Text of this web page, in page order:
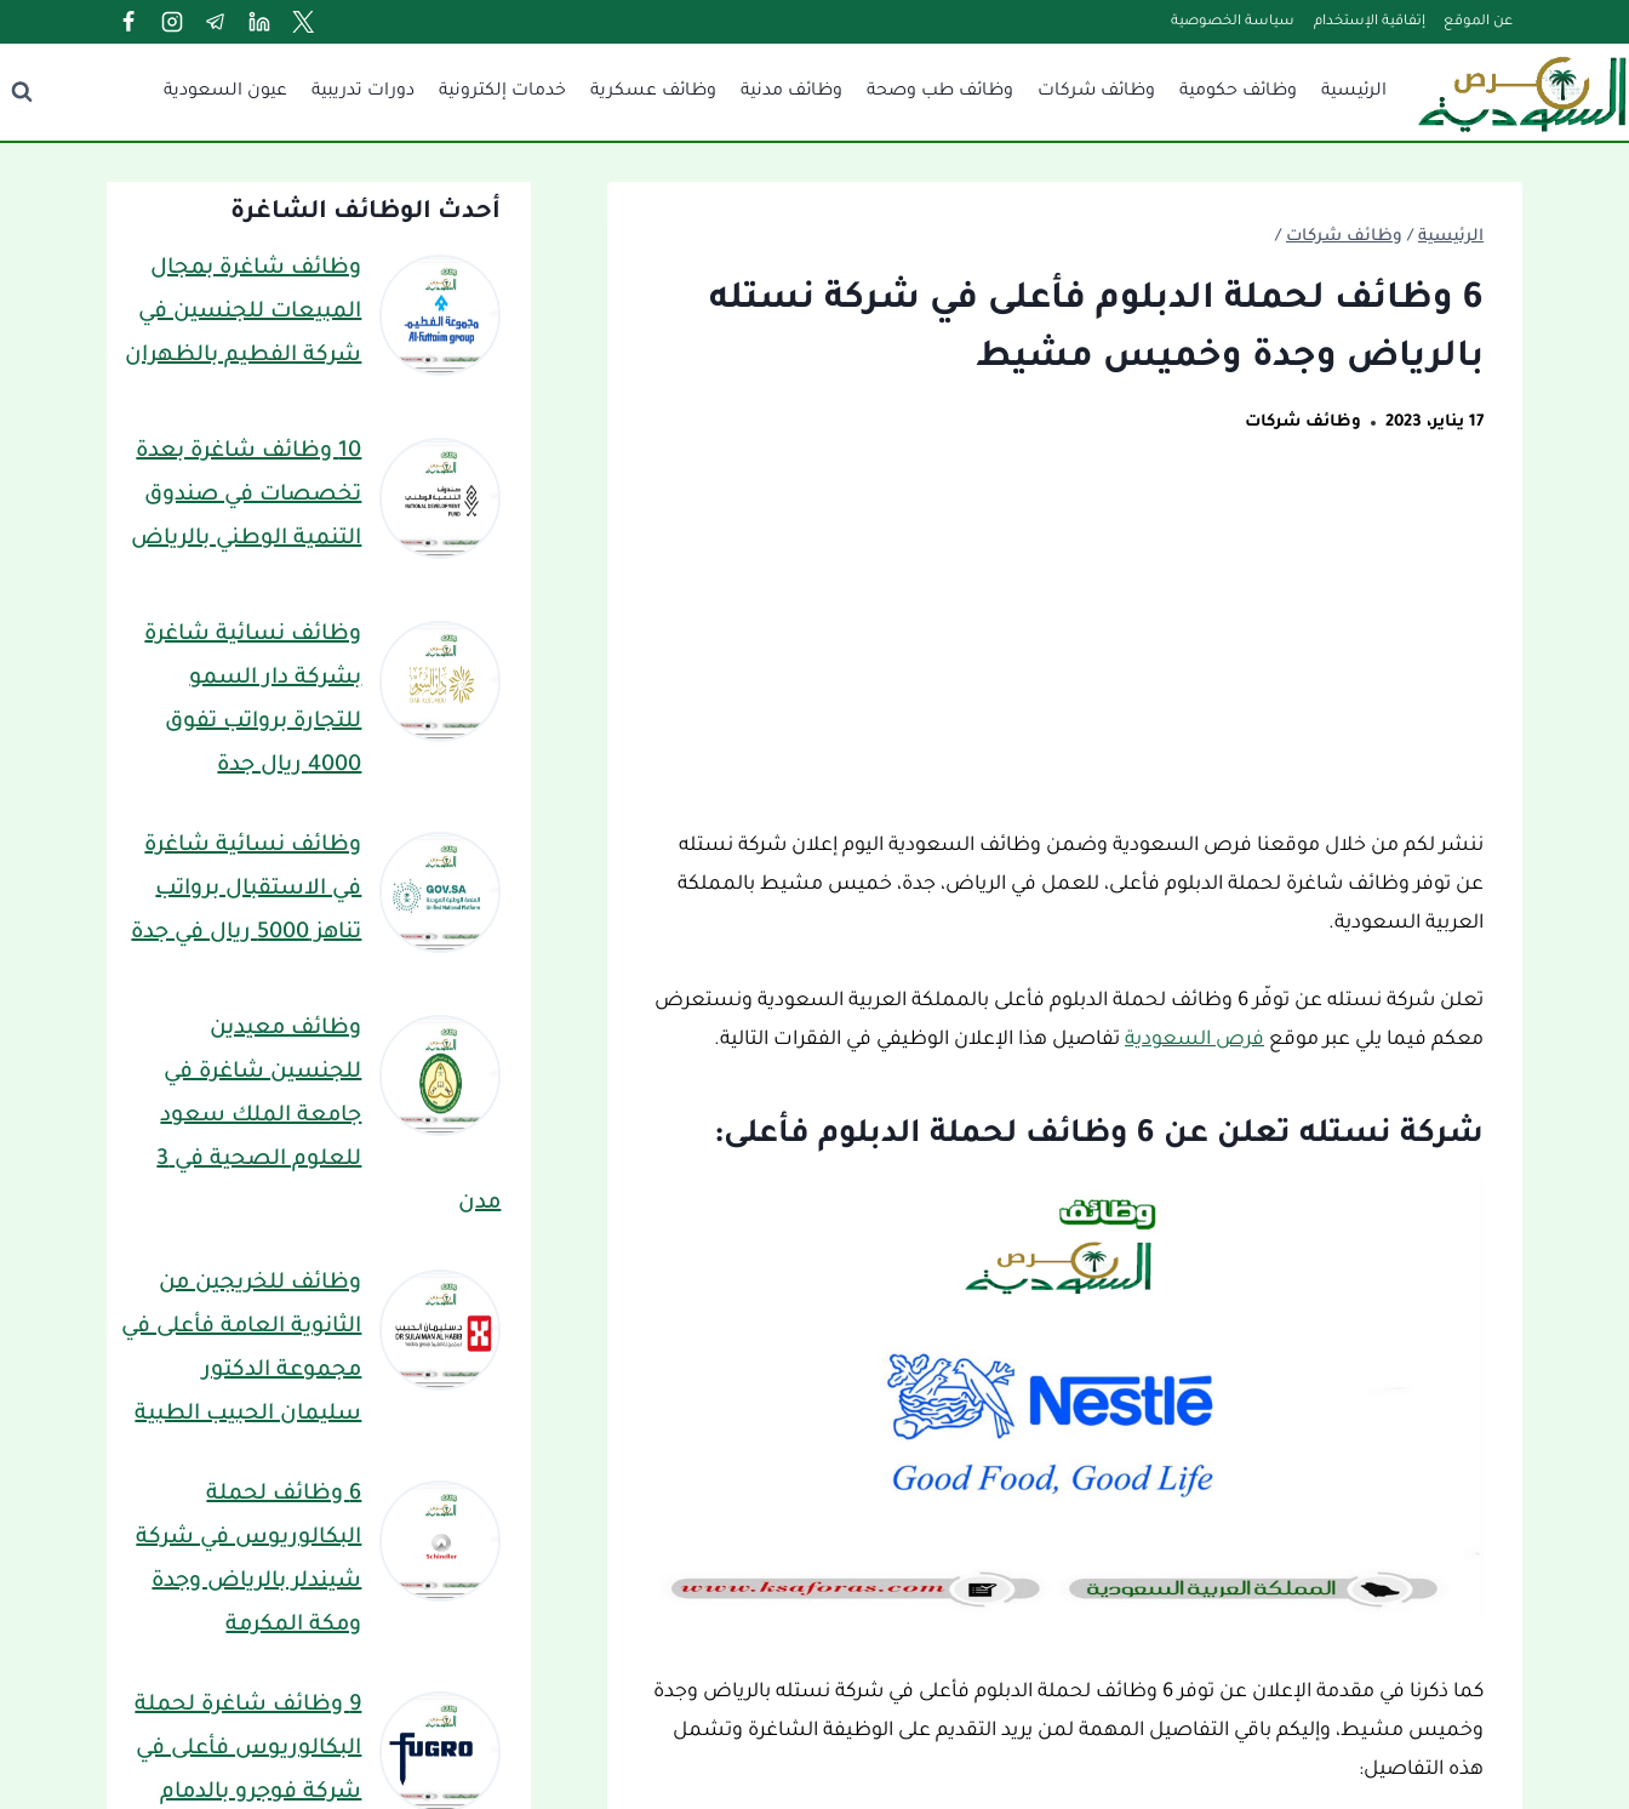
إلى
المحتوى
عن الموقع إتفاقية الإستخدام سياسة الخصوصية
الرئيسية وظائف حكومية وظائف شركات وظائف طب وصحة وظائف مدنية وظائف عسكرية خدمات إلكترونية دورات تدريبية عيون السعودية
الرئيسية / وظائف شركات /
6 وظائف لحملة الدبلوم فأعلى في شركة نستله
بالرياض وجدة وخميس مشيط
17 يناير، 2023 وظائف شركات
ننشر لكم من خلال موقعنا فرص السعودية وضمن وظائف السعودية اليوم إعلان شركة نستله
عن توفر وظائف شاغرة لحملة الدبلوم فأعلى، للعمل في الرياض، جدة، خميس مشيط بالمملكة
العربية السعودية.
تعلن شركة نستله عن توفّر 6 وظائف لحملة الدبلوم فأعلى بالمملكة العربية السعودية ونستعرض
معكم فيما يلي عبر موقع فرص السعودية تفاصيل هذا الإعلان الوظيفي في الفقرات التالية.
شركة نستله تعلن عن 6 وظائف لحملة الدبلوم فأعلى:
كما ذكرنا في مقدمة الإعلان عن توفر 6 وظائف لحملة الدبلوم فأعلى في شركة نستله بالرياض وجدة
وخميس مشيط، وإليكم باقي التفاصيل المهمة لمن يريد التقديم على الوظيفة الشاغرة وتشمل
هذه التفاصيل:
أحدث الوظائف الشاغرة
وظائف شاغرة بمجال
المبيعات للجنسين في
شركة الفطيم بالظهران
10 وظائف شاغرة بعدة
تخصصات في صندوق
التنمية الوطني بالرياض
وظائف نسائية شاغرة
بشركة دار السمو
للتجارة برواتب تفوق
4000 ريال جدة
وظائف نسائية شاغرة
في الاستقبال برواتب
تناهز 5000 ريال في جدة
وظائف معيدين
للجنسين شاغرة في
جامعة الملك سعود
للعلوم الصحية في 3
مدن
وظائف للخريجين من
الثانوية العامة فأعلى في
مجموعة الدكتور
سليمان الحبيب الطبية
6 وظائف لحملة
البكالوريوس في شركة
شيندلر بالرياض وجدة
ومكة المكرمة
9 وظائف شاغرة لحملة
البكالوريوس فأعلى في
شركة فوجرو بالدمام